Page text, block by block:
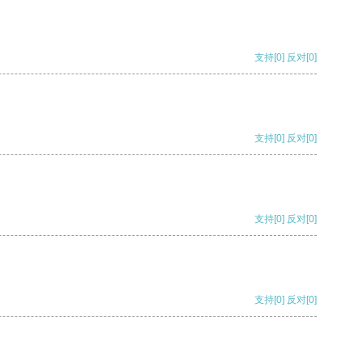
支持[0] 反对[0]
支持[0] 反对[0]
支持[0] 反对[0]
支持[0] 反对[0]